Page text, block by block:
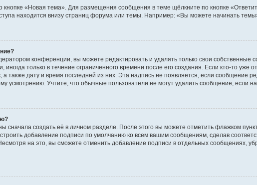
«Новая тема». Для размещения сообщения в теме щёлкните по кнопке
находится внизу страниц форума или темы. Например: «Вы можете начинать
конференции, вы можете редактировать и удалять только свои
иногда только в течение ограниченного времени после его создания. Если кто-то
а также дату и время последней из них. Эта надпись не появляется, если сообщение
усмотрению. Учтите, что обычные пользователи не могут удалить сообщение, если на
сначала создать её в личном разделе. После этого вы можете отметить флажком
добавление подписи по умолчанию ко всем вашим сообщениям, сделав
на это, вы сможете отменить добавление подписи в отдельных сообщениях,